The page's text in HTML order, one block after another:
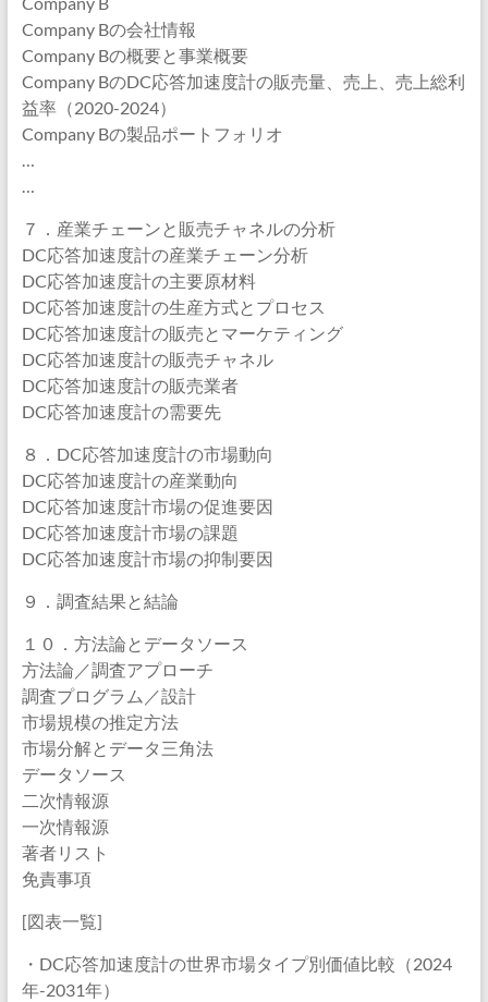
Company Bの会社情報
Company Bの概要と事業概要
Company BのDC応答加速度計の販売量、売上、売上総利
益率（2020-2024）
Company Bの製品ポートフォリオ
…
…
７．産業チェーンと販売チャネルの分析
DC応答加速度計の産業チェーン分析
DC応答加速度計の主要原材料
DC応答加速度計の生産方式とプロセス
DC応答加速度計の販売とマーケティング
DC応答加速度計の販売チャネル
DC応答加速度計の販売業者
DC応答加速度計の需要先
８．DC応答加速度計の市場動向
DC応答加速度計の産業動向
DC応答加速度計市場の促進要因
DC応答加速度計市場の課題
DC応答加速度計市場の抑制要因
９．調査結果と結論
１０．方法論とデータソース
方法論／調査アプローチ
調査プログラム／設計
市場規模の推定方法
市場分解とデータ三角法
データソース
二次情報源
一次情報源
著者リスト
免責事項
[図表一覧]
・DC応答加速度計の世界市場タイプ別価値比較（2024
年-2031年）